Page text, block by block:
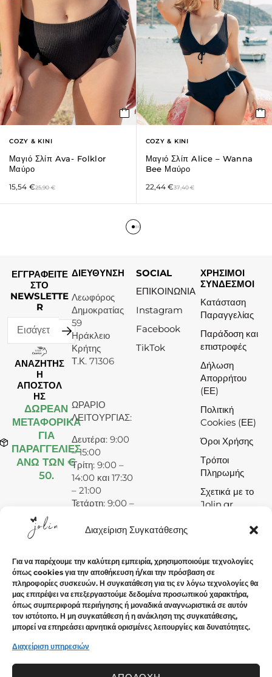
Διαχείριση Συγκατάθεσης
Για να παρέχουμε την καλύτερη εμπειρία, χρησιμοποιούμε τεχνολογίες
όπως cookies για την αποθήκευση ή/και την πρόσβαση σε
πληροφορίες συσκευών. Η συγκατάθεση για τις εν λόγω τεχνολογίες θα
μας επιτρέψει να επεξεργαστούμε δεδομένα προσωπικού χαρακτήρα,
όπως συμπεριφορά περιήγησης ή μοναδικά αναγνωριστικά σε αυτόν
τον ιστότοπο. Η μη συγκατάθεση ή η ανάκληση της συγκατάθεσης,
μπορεί να επηρεάσει αρνητικά ορισμένες λειτουργίες και δυνατότητες.
Διαχείριση υπηρεσιών
COZY & KINI
Μαγιό Σλίπ Ava- Folklor
Μαύρο
25,90€
15,54 €
COZY & KINI
Μαγιό Σλίπ Alice – Wanna
Bee Μαύρο
37,40€
22,44€
ΕΓΓΡΑΦΕΙΤΕ
ΣΤΟ
NEWSLETTE
R
ΑΝΑΖΗΤΗΣ
Η
ΑΠΟΣΤΟΛ
ΗΣ
ΔΩΡΕΆΝ
ΜΕΤΑΦΟΡΙΚΑ
ΓΙΑ
ΠΑΡΑΓΓΕΛΙΕΣ
ΑΝΩ ΤΩΝ €
50.
ΔΙΕΥΘΥΝΣΗ
Λεωφόρος
Δημοκρατίας
59
Ηράκλειο
Κρήτης
Τ.Κ. 71306
ΩΡΑΡΙΟ
ΛΕΙΤΟΥΡΓΙΑΣ:
Δευτέρα: 9:00
– 15:00
Τρίτη: 9:00 –
14:00 και 17:30
– 21:00
Τετάρτη: 9:00 –
Πέμπτη: 9:00 –
Παρασκευή:
9:00 – 14:00
και 17:30 –
21:00
Σάββατο: 9:00
– 15:00
Κυριακή:
SOCIAL
ΕΠΙΚΟΙΝΩΝΙΑ
Instagram
Facebook
TikTok
ΧΡΗΣΙΜΟΙ
ΣΥΝΔΕΣΜΟΙ
Κατάσταση
Παραγγελίας
Παράδοση και
επιστροφές
Δήλωση
Απορρήτου
(ΕΕ)
Πολιτική
Cookies (ΕΕ)
Όροι Χρήσης
Τρόποι
Πληρωμής
Σχετικά με το
Jolin.gr